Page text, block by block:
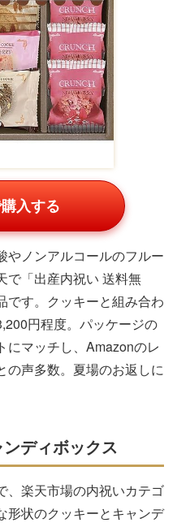
入する
やノンアルコールのフルー
で「出産内祝い 送料無
です。クッキーと組み合わ
円程度。パッケージの
にマッチし、Amazonのレ
の声多数。夏場のお返しに
ディボックス
、楽天市場の内祝いカテゴ
形状のクッキーとキャンデ